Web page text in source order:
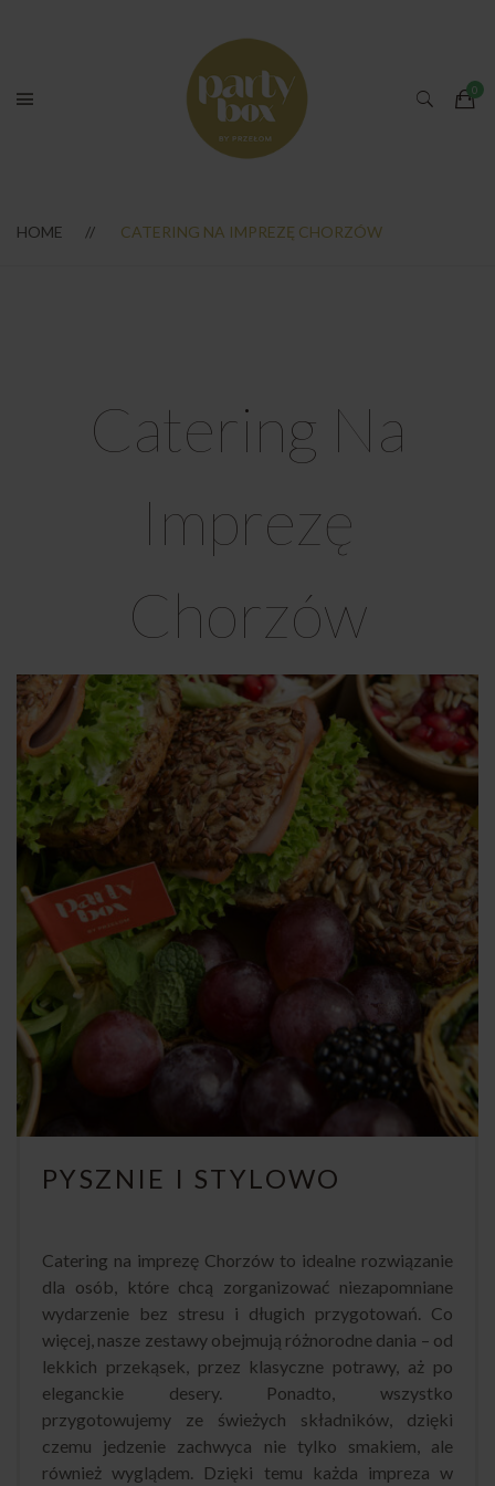
HOME CATERING NA IMPREZĘ CHORZÓW
Catering Na
Imprezę
Chorzów
PYSZNIE I STYLOWO
Catering na imprezę Chorzów to idealne rozwiązanie
dla osób, które chcą zorganizować niezapomniane
wydarzenie bez stresu i długich przygotowań. Co
więcej, nasze zestawy obejmują różnorodne dania – od
lekkich przekąsek, przez klasyczne potrawy, aż po
eleganckie desery. Ponadto, wszystko
przygotowujemy ze świeżych składników, dzięki
czemu jedzenie zachwyca nie tylko smakiem, ale
również wyglądem. Dzięki temu każda impreza w